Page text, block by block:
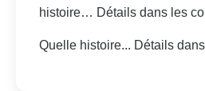
histoire… Détails dans les
Quelle histoire... Détails